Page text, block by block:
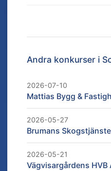
Andra konkurser i
2026-07-10
Mattias Bygg &
2026-05-27
Brumans
2026-05-21
Vägvisargårdens HVB